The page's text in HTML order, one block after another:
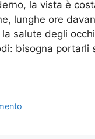
la vista è
lunghe ore
salute degli
bisogna portarli